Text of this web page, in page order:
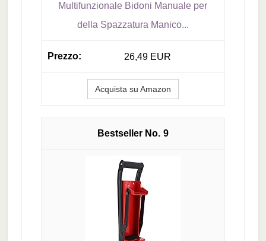
Multifunzionale Bidoni Manuale per
della Spazzatura Manico...
26,49 EUR
Acquista su Amazon
9